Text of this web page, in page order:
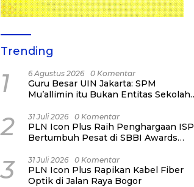
Trending
1 6 Agustus 2026 0 Komentar
Guru Besar UIN Jakarta: SPM
Mu’allimin itu Bukan Entitas Sekolah
2 31 Juli 2026 0 Komentar
PLN Icon Plus Raih Penghargaan ISP
Bertumbuh Pesat di SBBI Awards
3 31 Juli 2026 0 Komentar
PLN Icon Plus Rapikan Kabel Fiber
Optik di Jalan Raya Bogor